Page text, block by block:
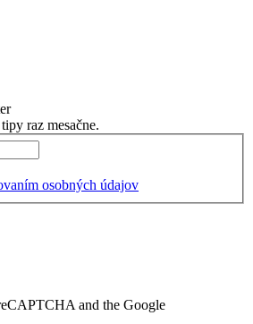
raz mesačne.
osobných údajov
and the Google